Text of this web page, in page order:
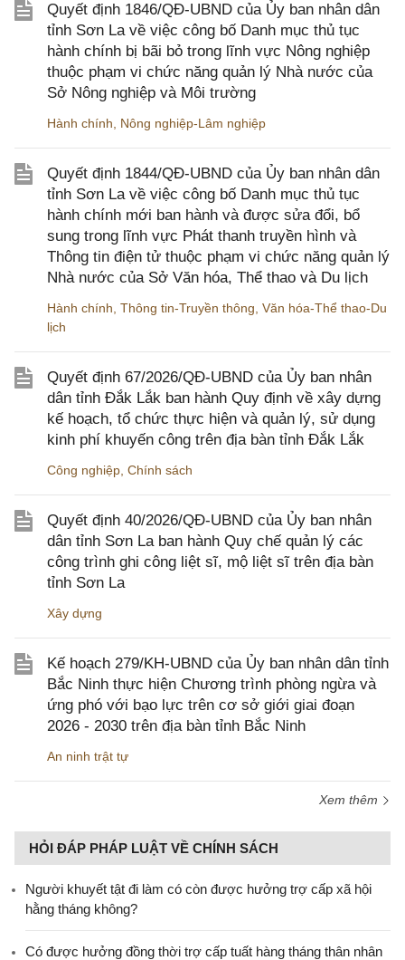
Quyết định 1846/QĐ-UBND của Ủy ban nhân dân
tỉnh Sơn La về việc công bố Danh mục thủ tục
hành chính bị bãi bỏ trong lĩnh vực Nông nghiệp
thuộc phạm vi chức năng quản lý Nhà nước của
Sở Nông nghiệp và Môi trường
Hành chính Nông nghiệp-Lâm nghiệp
Quyết định 1844/QĐ-UBND của Ủy ban nhân dân
tỉnh Sơn La về việc công bố Danh mục thủ tục
hành chính mới ban hành và được sửa đổi, bổ
sung trong lĩnh vực Phát thanh truyền hình và
Thông tin điện tử thuộc phạm vi chức năng quản lý
Nhà nước của Sở Văn hóa, Thể thao và Du lịch
Hành chính Thông tin-Truyền thông Văn hóa-Thể thao-Du
lịch
Quyết định 67/2026/QĐ-UBND của Ủy ban nhân
dân tỉnh Đắk Lắk ban hành Quy định về xây dựng
kế hoạch, tổ chức thực hiện và quản lý, sử dụng
kinh phí khuyến công trên địa bàn tỉnh Đắk Lắk
Công nghiệp Chính sách
Quyết định 40/2026/QĐ-UBND của Ủy ban nhân
dân tỉnh Sơn La ban hành Quy chế quản lý các
công trình ghi công liệt sĩ, mộ liệt sĩ trên địa bàn
tỉnh Sơn La
Xây dựng
Kế hoạch 279/KH-UBND của Ủy ban nhân dân tỉnh
Bắc Ninh thực hiện Chương trình phòng ngừa và
ứng phó với bạo lực trên cơ sở giới giai đoạn
2026 - 2030 trên địa bàn tỉnh Bắc Ninh
An ninh trật tự
Xem thêm
HỎI ĐÁP PHÁP LUẬT VỀ CHÍNH SÁCH
Người khuyết tật đi làm có còn được hưởng trợ cấp xã hội
hằng tháng không?
​Có được hưởng đồng thời trợ cấp tuất hàng tháng thân nhân